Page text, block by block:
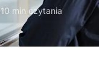
10 min czytania